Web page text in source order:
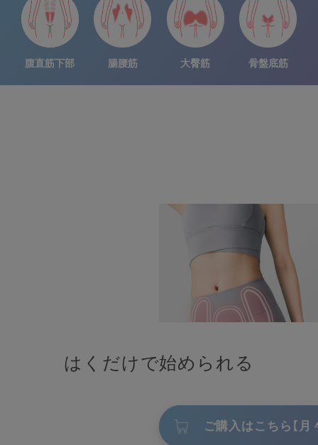
腹直筋下部 腸腰筋 大臀筋 骨盤底筋
はくだけで始められる
ご購入はこちら【月